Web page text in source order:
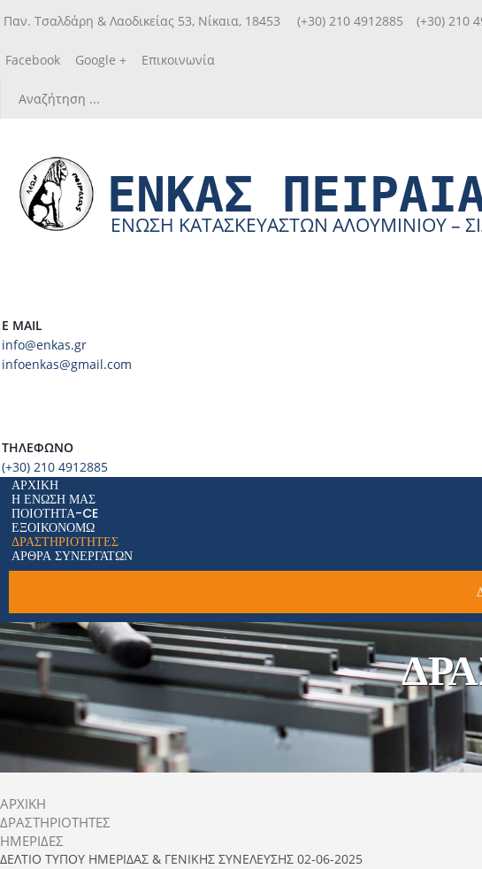
Παν. Τσαλδάρη & Λαοδικείας 53, Νίκαια, 18453 (+30) 210 4912885 (+30) 210
Facebook Google + Επικοινωνία
ΕΝΚΑΣ
ΕΝΩΣΗ ΚΑΤΑΣΚΕΥΑΣΤΩΝ ΑΛΟΥΜΙΝΙΟΥ –
E MAIL
info@enkas.gr
infoenkas@gmail.com
ΤΗΛΈΦΩΝΟ
(+30) 210 4912885
ΑΡΧΙΚΉ
Η ΈΝΩΣΗ ΜΑΣ
ΠΟΙΌΤΗΤΑ-CE
ΕΞΟΙΚΟΝΟΜΏ
ΔΡΑΣΤΗΡΙΌΤΗΤΕΣ
ΆΡΘΡΑ ΣΥΝΕΡΓΑΤΏΝ
ΑΡΧΙΚΗ
ΔΡΑΣΤΗΡΙΌΤΗΤΕΣ
ΗΜΕΡΊΔΕΣ
ΔΕΛΤΊΟ ΤΎΠΟΥ ΗΜΕΡΊΔΑΣ & ΓΕΝΙΚΉΣ ΣΥΝΈΛΕΥΣΗΣ 02-06-2025